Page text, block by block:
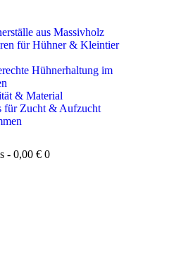
aus Massivholz
für Hühner & Kleintier
Hühnerhaltung im
& Material
für Zucht & Aufzucht
- 0,00 € 0